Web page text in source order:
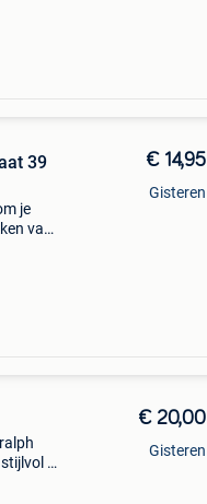
39
je
van
€ 14,95
Gisteren
–
€ 20,00
Gisteren